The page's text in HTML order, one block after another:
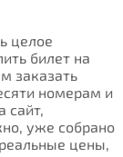
целое
билет на
заказать
номерам и
сайт,
уже собрано
цены,